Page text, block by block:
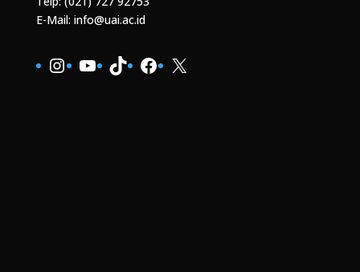
E-Mail: info@uai.ac.id
Instagram
YouTube
TikTokFacebook
X